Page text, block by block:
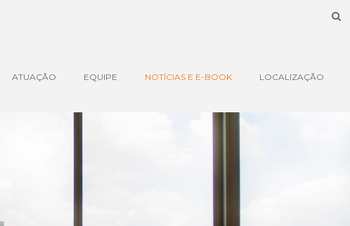
ATUAÇÃO EQUIPE NOTÍCIAS E E-BOOK LOCALIZAÇÃO